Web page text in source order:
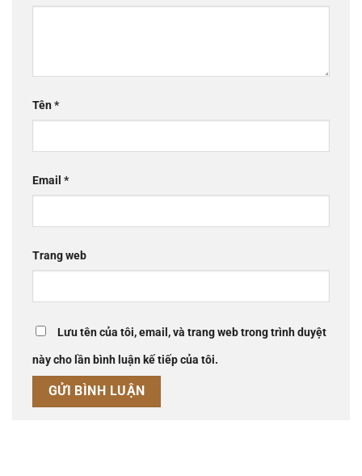
Tên*
Email *
Trang web
Lưu tên của tôi, email, và trang web trong trình duyệt
này cho lần bình luận kế tiếp của tôi.